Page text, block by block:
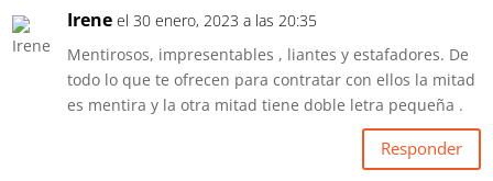
Irene el 30 enero, 2023 a las 20:35
Mentirosos, impresentables , liantes y estafadores. De
todo lo que te ofrecen para contratar con ellos la mitad
es mentira y la otra mitad tiene doble letra pequeña .
Responder